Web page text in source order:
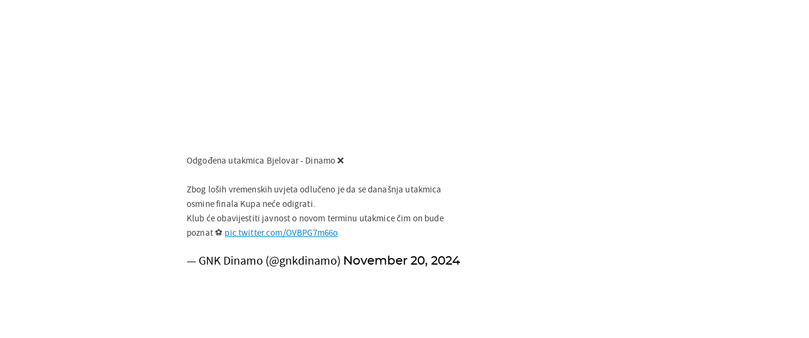
Odgođena utakmica Bjelovar - Dinamo ❌
Zbog loših vremenskih uvjeta odlučeno je da se današnja utakmica
osmine finala Kupa neće odigrati.
Klub će obavijestiti javnost o novom terminu utakmice čim on bude
poznat ⚽️ pic.twitter.com/OVBPG7m66o
— GNK Dinamo (@gnkdinamo) November 20, 2024